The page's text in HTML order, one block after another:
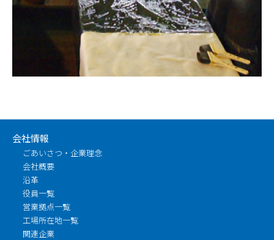
会社情報
ごあいさつ・企業理念
会社概要
沿革
役員一覧
営業拠点一覧
工場所在地一覧
関連企業